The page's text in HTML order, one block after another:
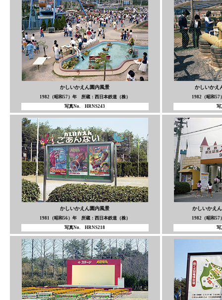
かしいかえん園内風景
1982（昭和57）年 所蔵：西日本鉄道（株）
写真No. HRNS243
かしいかえ
1982（昭和
かしいかえん園内風景
1981（昭和56）年 所蔵：西日本鉄道（株）
写真No. HRNS218
かしいかえ
1982（昭和